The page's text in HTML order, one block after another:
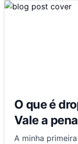
O que é
Vale a
A minha